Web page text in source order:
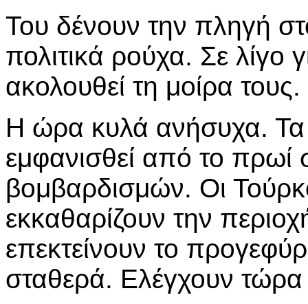
Του δένουν την πληγή
πολιτικά ρούχα. Σε λίγο
ακολουθεί τη μοίρα τους.
Η ώρα κυλά ανήσυχα.
εμφανισθεί από το πρωί
βομβαρδισμών. Οι
εκκαθαρίζουν την
επεκτείνουν το
σταθερά. Ελέγχουν τώρα